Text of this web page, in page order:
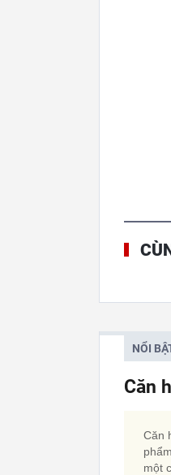
NỔI
Căn
Căn
một